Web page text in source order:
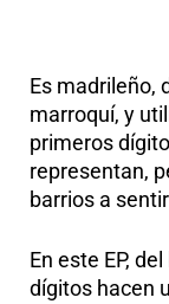
Es madrileño,
marroquí, y
primeros
representan,
barrios a
En este EP,
dígitos hacen